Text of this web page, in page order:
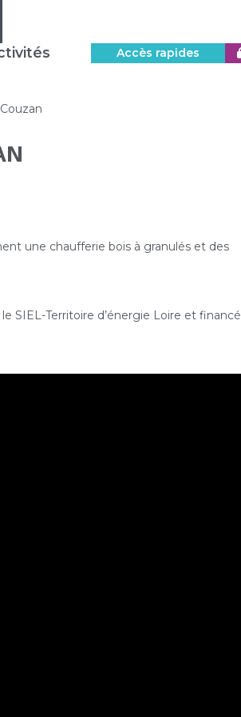
Accès rapides
une chaufferie bois à granulés et des
SIEL-Territoire d’énergie Loire et financé